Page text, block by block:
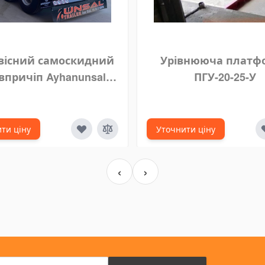
самоскидний
Ayhanunsal
ціну
Урівнююча
ПГУ-20-25-У
Уточнити ціну
‹ ›